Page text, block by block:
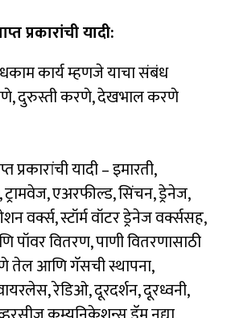
प्रकारांची यादी:
कार्य म्हणजे याचा संबंध
दुरुस्ती करणे, देखभाल करणे
प्रकारांची यादी – इमारती,
ट्रामवेज, एअरफील्ड, सिंचन, ड्रेनेज,
वर्क्स, स्टॉर्म वॉटर ड्रेनेज वर्क्ससह,
पॉवर वितरण, पाणी वितरणासाठी
तेल आणि गॅसची स्थापना,
रेडिओ, दूरदर्शन, दूरध्वनी,